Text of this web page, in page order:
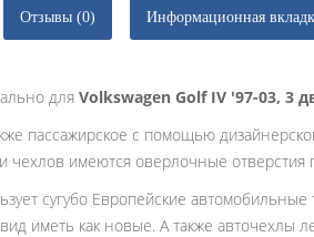
Отзывы (0) Информационная
для Volkswagen Golf IV '97-03, 3
пассажирское с помощью
чехлов имеются оверлочные
сугубо Европейские
иметь как новые. А также авточехлы